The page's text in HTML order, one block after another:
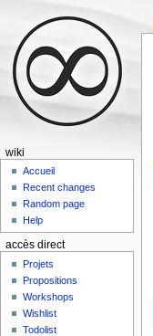
wiki
Accueil
Recent changes
Random page
Help
accès direct
Projets
Propositions
Workshops
Wishlist
Todolist